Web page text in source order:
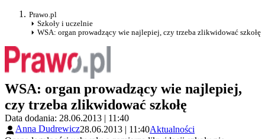
Prawo.pl
Szkoły i uczelnie
WSA: organ prowadzący wie najlepiej, czy trzeba zlikwidować szkołę
WSA: organ prowadzący wie najlepiej,
czy trzeba zlikwidować szkołę
Data dodania: 28.06.2013 | 11:40
Anna Dudrewicz28.06.2013 | 11:40Aktualności